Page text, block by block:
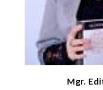
Mgr.